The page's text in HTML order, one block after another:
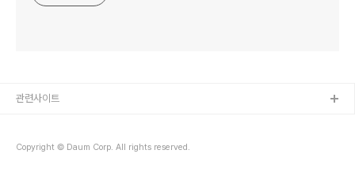
Copyright © Daum Corp. All rights reserved.
관련사이트